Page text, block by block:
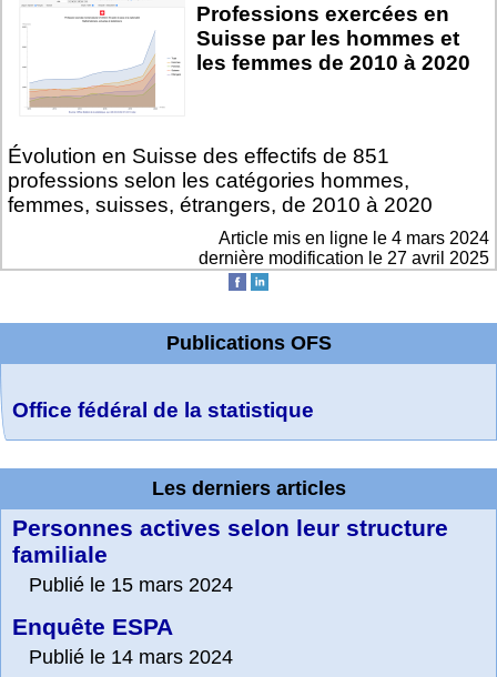
Professions exercées en
Suisse par les hommes et
les femmes de 2010 à 2020
Évolution en Suisse des effectifs de 851
professions selon les catégories hommes,
femmes, suisses, étrangers, de 2010 à 2020
Article mis en ligne le 4 mars 2024
dernière modification le 27 avril 2025
Publications OFS
Office fédéral de la statistique
Les derniers articles
Personnes actives selon leur structure
familiale
Publié le 15 mars 2024
Enquête ESPA
Publié le 14 mars 2024